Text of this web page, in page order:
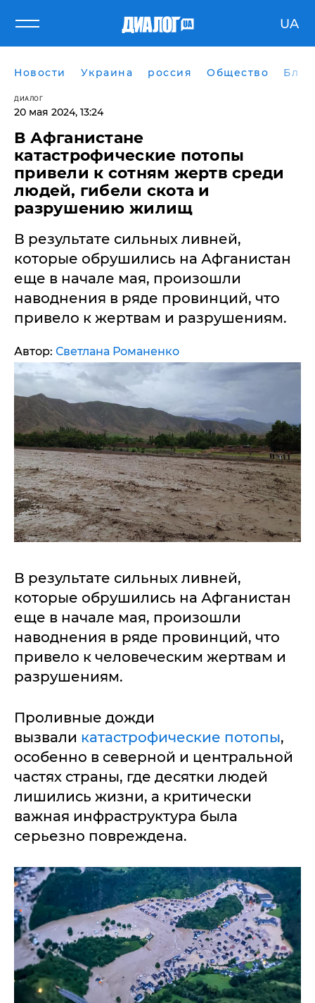
UA
Новости Украина россия Общество
ДИАЛОГ
20 мая 2024, 13:24
В Афганистане
катастрофические потопы
привели к сотням жертв среди
людей, гибели скота и
разрушению жилищ
В результате сильных ливней,
которые обрушились на Афганистан
еще в начале мая, произошли
наводнения в ряде провинций, что
привело к жертвам и разрушениям.
Автор: Светлана Романенко
В результате сильных ливней,
которые обрушились на Афганистан
еще в начале мая, произошли
наводнения в ряде провинций, что
привело к человеческим жертвам и
разрушениям.
Проливные дожди
вызвали катастрофические потопы,
особенно в северной и центральной
частях страны, где десятки людей
лишились жизни, а критически
важная инфраструктура была
серьезно повреждена.